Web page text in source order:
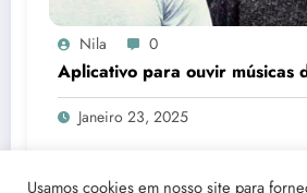
Nila 0
Aplicativo para ouvir músicas
Janeiro 23, 2025
Usamos cookies em nosso site para